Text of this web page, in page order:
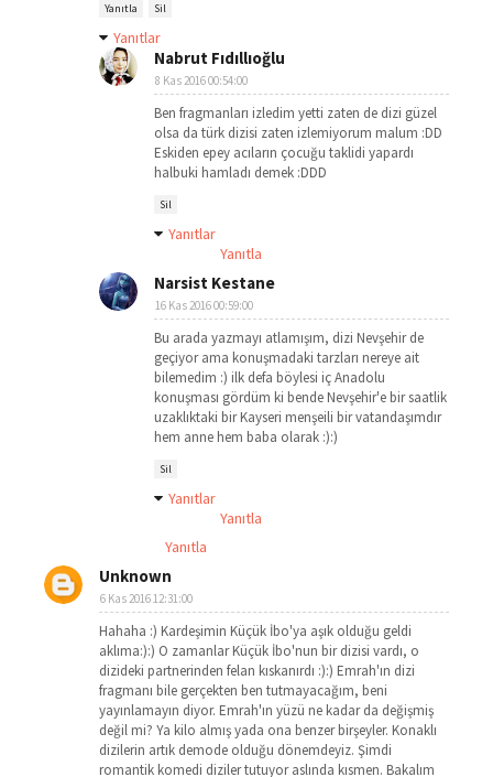
Yanıtla Sil
Yanıtlar
Nabrut Fıdıllıoğlu
8 Kas 2016 00:54:00
Ben fragmanları izledim yetti zaten de dizi güzel
olsa da türk dizisi zaten izlemiyorum malum :DD
Eskiden epey acıların çocuğu taklidi yapardı
halbuki hamladı demek :DDD
Sil
Yanıtlar
Yanıtla
Narsist Kestane
16 Kas 2016 00:59:00
Bu arada yazmayı atlamışım, dizi Nevşehir de
geçiyor ama konuşmadaki tarzları nereye ait
bilemedim :) ilk defa böylesi iç Anadolu
konuşması gördüm ki bende Nevşehir'e bir saatlik
uzaklıktaki bir Kayseri menşeili bir vatandaşımdır
hem anne hem baba olarak :):)
Sil
Yanıtlar
Yanıtla
Yanıtla
Unknown
6 Kas 2016 12:31:00
Hahaha :) Kardeşimin Küçük İbo'ya aşık olduğu geldi
aklıma:):) O zamanlar Küçük İbo'nun bir dizisi vardı, o
dizideki partnerinden felan kıskanırdı :):) Emrah'ın dizi
fragmanı bile gerçekten ben tutmayacağım, beni
yayınlamayın diyor. Emrah'ın yüzü ne kadar da değişmiş
değil mi? Ya kilo almış yada ona benzer birşeyler. Konaklı
dizilerin artık demode olduğu dönemdeyiz. Şimdi
romantik komedi diziler tutuyor aslında kısmen. Bakalım